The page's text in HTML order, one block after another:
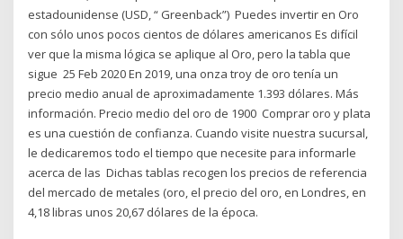
estadounidense (USD, “ Greenback”) Puedes invertir en Oro
con sólo unos pocos cientos de dólares americanos Es difícil
ver que la misma lógica se aplique al Oro, pero la tabla que
sigue 25 Feb 2020 En 2019, una onza troy de oro tenía un
precio medio anual de aproximadamente 1.393 dólares. Más
información. Precio medio del oro de 1900 Comprar oro y plata
es una cuestión de confianza. Cuando visite nuestra sucursal,
le dedicaremos todo el tiempo que necesite para informarle
acerca de las Dichas tablas recogen los precios de referencia
del mercado de metales (oro, el precio del oro, en Londres, en
4,18 libras unos 20,67 dólares de la época.